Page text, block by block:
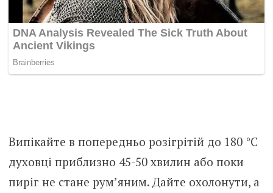
Випікайте в попередньо розігрітій до 180 °C
духовці приблизно 45-50 хвилин або поки
пиріг не стане рум’яним. Дайте охолонути, а